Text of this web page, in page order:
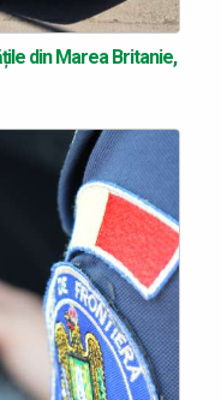
din Marea Britanie,